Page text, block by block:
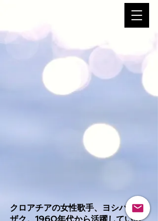
​クロアチアの女性歌手、ヨシパ・リ
ザク。1960年代から活躍している